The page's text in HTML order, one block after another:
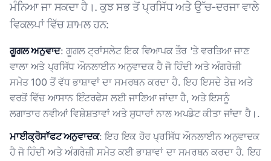
ਮੰਨਿਆ ਜਾ ਸਕਦਾ ਹੈ।. ਕੁਝ ਸਭ ਤੋਂ ਪ੍ਰਸਿੱਧ ਅਤੇ ਉੱਚ-ਦਰਜਾ ਵਾਲੇ
ਵਿਕਲਪਾਂ ਵਿੱਚ ਸ਼ਾਮਲ ਹਨ:
ਗੂਗਲ ਅਨੁਵਾਦ: ਗੂਗਲ ਟ੍ਰਾਂਸਲੇਟ ਇਕ ਵਿਆਪਕ ਤੌਰ 'ਤੇ ਵਰਤਿਆ ਜਾਣ
ਵਾਲਾ ਅਤੇ ਪ੍ਰਸਿੱਧ ਔਨਲਾਈਨ ਅਨੁਵਾਦਕ ਹੈ ਜੋ ਹਿੰਦੀ ਅਤੇ ਅੰਗਰੇਜ਼ੀ
ਸਮੇਤ 100 ਤੋਂ ਵੱਧ ਭਾਸ਼ਾਵਾਂ ਦਾ ਸਮਰਥਨ ਕਰਦਾ ਹੈ. ਇਹ ਇਸਦੇ ਤੇਜ਼ ਅਤੇ
ਵਰਤੋਂ ਵਿੱਚ ਆਸਾਨ ਇੰਟਰਫੇਸ ਲਈ ਜਾਣਿਆ ਜਾਂਦਾ ਹੈ, ਅਤੇ ਇਸਨੂੰ
ਲਗਾਤਾਰ ਨਵੀਆਂ ਵਿਸ਼ੇਸ਼ਤਾਵਾਂ ਅਤੇ ਸੁਧਾਰਾਂ ਨਾਲ ਅਪਡੇਟ ਕੀਤਾ ਜਾਂਦਾ ਹੈ।.
ਮਾਈਕ੍ਰੋਸਾੱਫਟ ਅਨੁਵਾਦਕ: ਇਹ ਇਕ ਹੋਰ ਪ੍ਰਸਿੱਧ ਔਨਲਾਈਨ ਅਨੁਵਾਦਕ
ਹੈ ਜੋ ਹਿੰਦੀ ਅਤੇ ਅੰਗਰੇਜ਼ੀ ਸਮੇਤ ਕਈ ਭਾਸ਼ਾਵਾਂ ਦਾ ਸਮਰਥਨ ਕਰਦਾ ਹੈ. ਇਹ